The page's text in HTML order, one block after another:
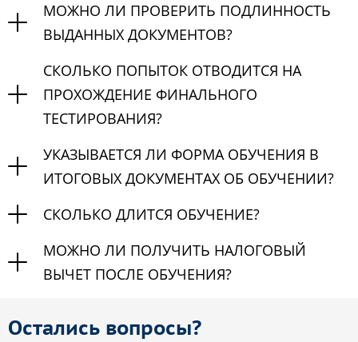
МОЖНО ЛИ ПРОВЕРИТЬ ПОДЛИННОСТЬ
ВЫДАННЫХ ДОКУМЕНТОВ?
СКОЛЬКО ПОПЫТОК ОТВОДИТСЯ НА
ПРОХОЖДЕНИЕ ФИНАЛЬНОГО
ТЕСТИРОВАНИЯ?
УКАЗЫВАЕТСЯ ЛИ ФОРМА ОБУЧЕНИЯ В
ИТОГОВЫХ ДОКУМЕНТАХ ОБ ОБУЧЕНИИ?
СКОЛЬКО ДЛИТСЯ ОБУЧЕНИЕ?
МОЖНО ЛИ ПОЛУЧИТЬ НАЛОГОВЫЙ
ВЫЧЕТ ПОСЛЕ ОБУЧЕНИЯ?
Остались вопросы?